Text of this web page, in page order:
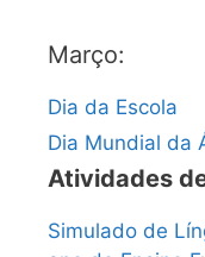
Março:
Dia da Escola
Dia Mundial da
Atividades
Simulado de